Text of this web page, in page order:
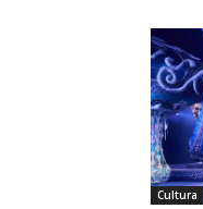
Cultura